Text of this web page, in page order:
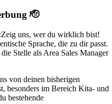
🫡
Zeig uns, wer du wirklich bist!
Sprache, die zu dir passt.
Stelle als Area Sales Manager
von deinen bisherigen
besonders im Bereich Kita- und
bestehende